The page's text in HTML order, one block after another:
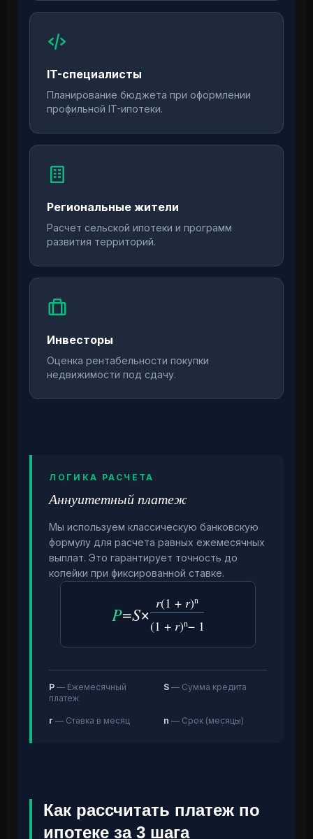
IT-специалисты
Планирование бюджета при оформлении
профильной IT-ипотеки.
Региональные жители
Расчет сельской ипотеки и программ
развития территорий.
Инвесторы
Оценка рентабельности покупки
недвижимости под сдачу.
ЛОГИКА РАСЧЕТА
Аннуитетный платеж
Мы используем классическую банковскую
формулу для расчета равных ежемесячных
выплат. Это гарантирует точность до
копейки при фиксированной ставке.
P=S×
r(1 + r)n
(1 + r)n− 1
P — Ежемесячный
платеж
S — Сумма кредита
r — Ставка в месяц n — Срок (месяцы)
Как рассчитать платеж по
ипотеке за 3 шага